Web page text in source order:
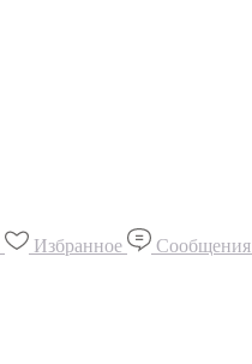
Избранное Сообщения